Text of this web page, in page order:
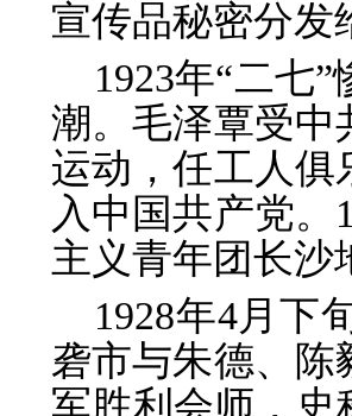
宣传品秘密分发
1923年“二七
潮。毛泽覃受中
运动，任工人俱
入中国共产党
主义青年团长沙
1928年4月下
砻市与朱德、陈
军胜利会师，史